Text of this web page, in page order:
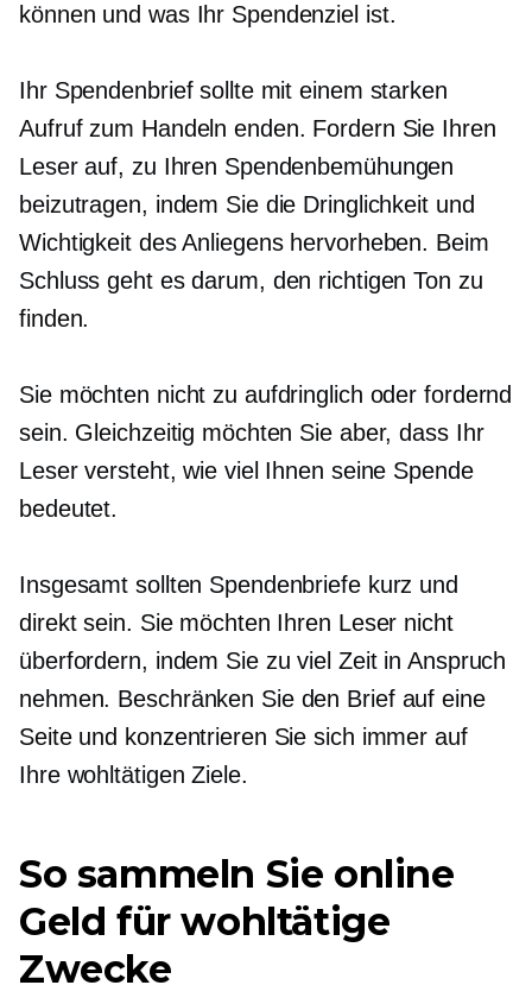
können und was Ihr Spendenziel ist.
Ihr Spendenbrief sollte mit einem starken
Aufruf zum Handeln enden. Fordern Sie Ihren
Leser auf, zu Ihren Spendenbemühungen
beizutragen, indem Sie die Dringlichkeit und
Wichtigkeit des Anliegens hervorheben. Beim
Schluss geht es darum, den richtigen Ton zu
finden.
Sie möchten nicht zu aufdringlich oder fordernd
sein. Gleichzeitig möchten Sie aber, dass Ihr
Leser versteht, wie viel Ihnen seine Spende
bedeutet.
Insgesamt sollten Spendenbriefe kurz und
direkt sein. Sie möchten Ihren Leser nicht
überfordern, indem Sie zu viel Zeit in Anspruch
nehmen. Beschränken Sie den Brief auf eine
Seite und konzentrieren Sie sich immer auf
Ihre wohltätigen Ziele.
So sammeln Sie online
Geld für wohltätige
Zwecke